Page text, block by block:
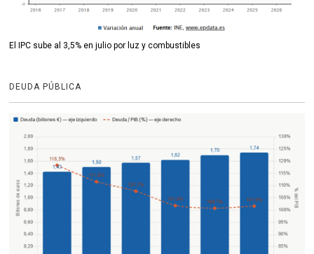
El IPC sube al 3,5% en julio por luz y combustibles
DEUDA PÚBLICA